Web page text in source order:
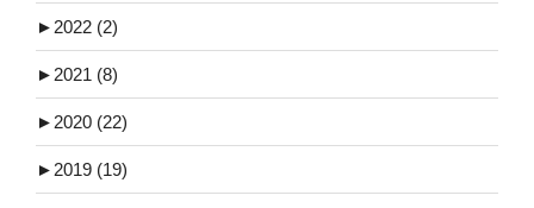
► 2022 (2)
► 2021 (8)
► 2020 (22)
► 2019 (19)